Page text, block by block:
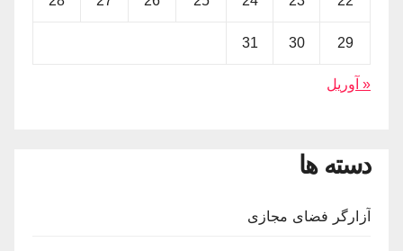
29
30
31
« آوریل
دسته ها
آزارگر فضای مجازی